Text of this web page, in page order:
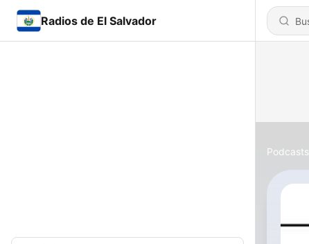
Radios de El Salvador
Podcasts